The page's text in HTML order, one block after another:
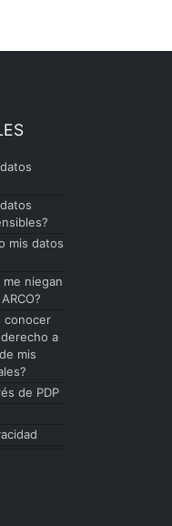
mis datos
me niegan
conocer
a
mis
de PDP